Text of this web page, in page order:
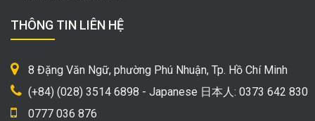
THÔNG TIN LIÊN HỆ
8 Đặng Văn Ngữ, phường Phú Nhuận, Tp. Hồ Chí Minh
(+84) (028) 3514 6898 - Japanese 日本人: 0373 642 830
0777 036 876